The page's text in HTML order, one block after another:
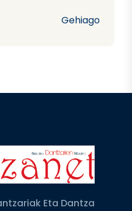
Gehiago
Eta Dantza